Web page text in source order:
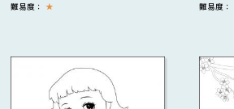
難易度： ★ 難易度：